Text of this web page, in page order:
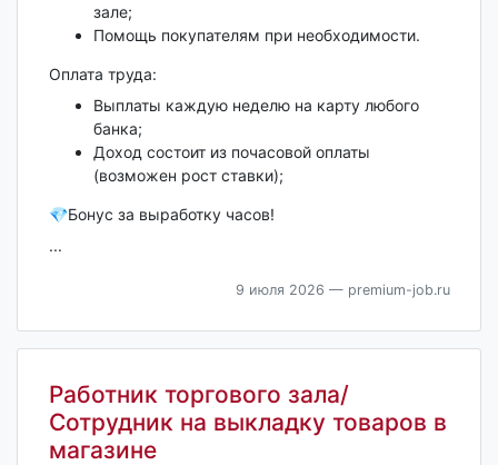
зале;
Помощь покупателям при необходимости.
Оплата труда:
Выплаты каждую неделю на карту любого
банка;
Доход состоит из почасовой оплаты
(возможен рост ставки);
💎Бонус за выработку часов!
...
9 июля 2026 — premium-job.ru
Работник торгового зала/
Сотрудник на выкладку товаров в
магазине